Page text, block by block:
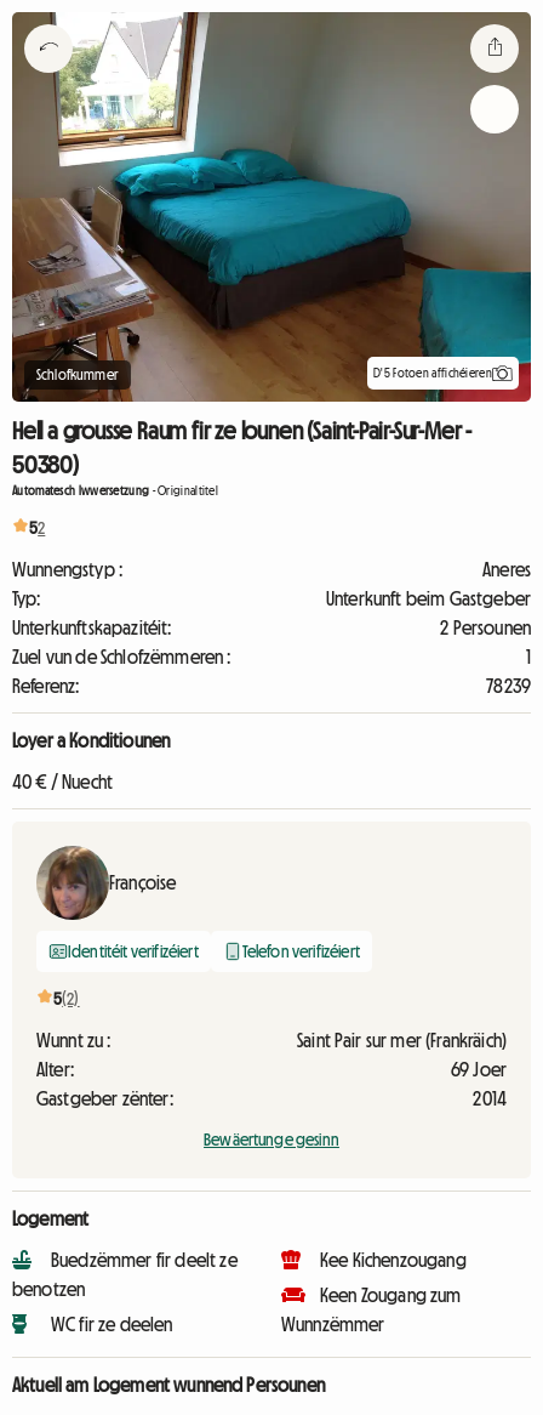
Schlofkummer D'5 Fotoen affichéieren
Hell a grousse Raum fir ze lounen (Saint-Pair-Sur-Mer -
50380)
Automatesch Iwwersetzung -Originaltitel
52
Wunnengstyp :
Aneres
Typ:
Unterkunft beim Gastgeber
Unterkunftskapazitéit:
2 Persounen
Zuel vun de Schlofzëmmeren :
1
Referenz:
78239
Loyer a Konditiounen
40 € / Nuecht
Françoise
Identitéit verifizéiert Telefon verifizéiert
5(2)
Wunnt zu :
Saint Pair sur mer (Frankräich)
Alter:
69 Joer
Gastgeber zënter:
2014
Bewäertunge gesinn
Logement
Buedzëmmer fir deelt ze
benotzen
WC fir ze deelen
Kee Kichenzougang
Keen Zougang zum
Wunnzëmmer
Aktuell am Logement wunnend Persounen